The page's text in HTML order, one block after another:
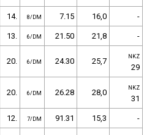
14. 8/DM 7.15 16,0 -
13. 6/DM 21.50 21,8 -
20. 6/DM 24.30 25,7 NKZ
29
20. 6/DM 26.28 28,0 NKZ
31
12. 7/DM 91.31 15,3 -